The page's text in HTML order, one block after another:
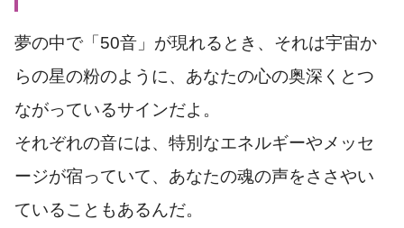
夢の中で「50音」が現れるとき、それは宇宙か
らの星の粉のように、あなたの心の奥深くとつ
ながっているサインだよ。
それぞれの音には、特別なエネルギーやメッセ
ージが宿っていて、あなたの魂の声をささやい
ていることもあるんだ。